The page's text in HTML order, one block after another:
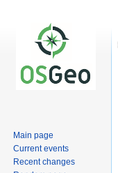
Main page
Current events
Recent changes